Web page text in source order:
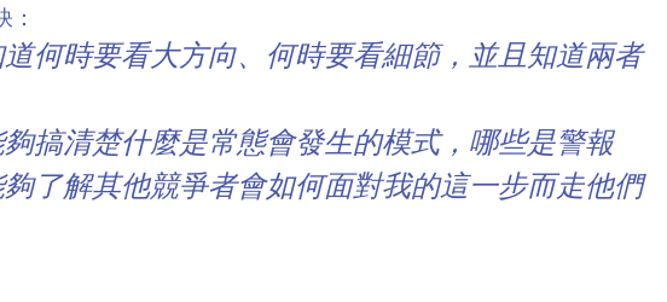
：
何時要看大方向、何時要看細節，並且知道兩者
搞清楚什麼是常態會發生的模式，哪些是警報
了解其他競爭者會如何面對我的這一步而走他們